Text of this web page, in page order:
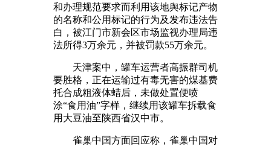
和办理规范要求而利用该地舆标记产物
的名称和公用标记的行为及发布违法告
白，被江门市新会区市场监视办理局违
法所得3万余元，并被罚款55万余元。
天津案中，罐车运营者高振群司机
要胜格，正在运输过有毒无害的煤基费
托合成粗液体蜡后，未做处置便喷
涂“食用油”字样，继续用该罐车拆载食
用大豆油至陕西省汉中市。
雀巢中国方面回应称，雀巢中国对